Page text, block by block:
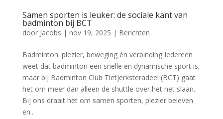
Samen sporten is leuker: de sociale kant van
badminton bij BCT
door Jacobs | nov 19, 2025 | Berichten
Badminton: plezier, beweging én verbinding Iedereen
weet dat badminton een snelle en dynamische sport is,
maar bij Badminton Club Tietjerksteradeel (BCT) gaat
het om meer dan alleen de shuttle over het net slaan.
Bij ons draait het om samen sporten, plezier beleven
en...